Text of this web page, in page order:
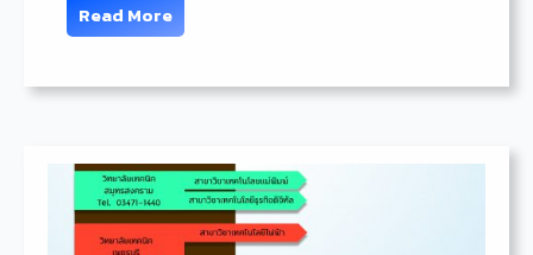
Read More